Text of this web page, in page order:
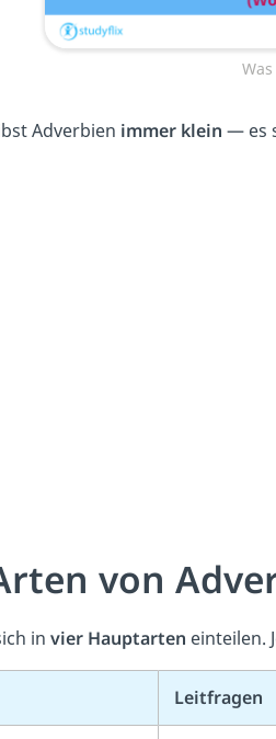
Adverbien immer klein — es
von
in vier Hauptarten einteilen.
Leitfragen